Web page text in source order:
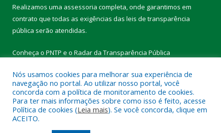
Realizamos uma assessoria completa, onde garantimos em
contrato que todas as exigências das leis de transparência
pública serão atendidas.
Conheça o PNTP e o Radar da Transparência Pública
Todos os direitos reservados a Prefeitura Municipal de Vitória do
Xingu.
Nós usamos cookies para melhorar sua experiência de
navegação no portal. Ao utilizar nosso portal, você
concorda com a política de monitoramento de cookies.
Para ter mais informações sobre como isso é feito, acesse
Política de cookies (Leia mais). Se você concorda, clique em
ACEITO.